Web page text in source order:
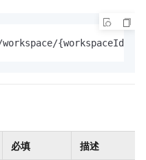
{workspaceId}/
必填 描述